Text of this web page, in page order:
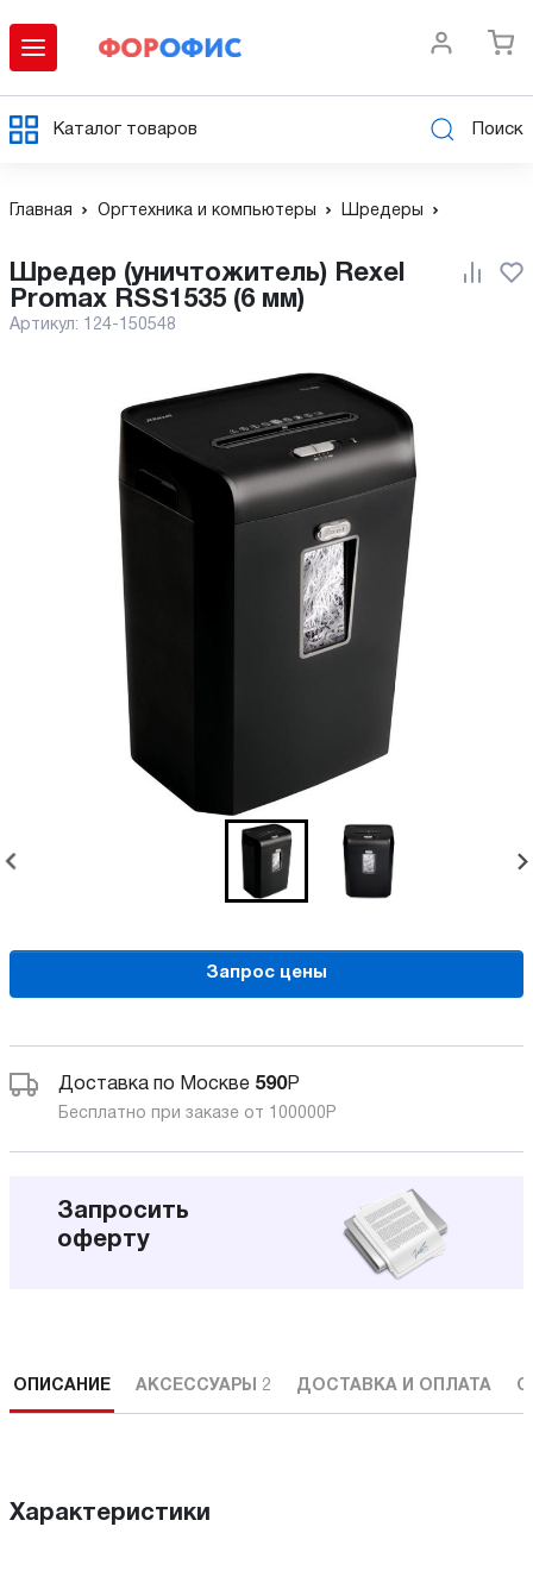
Каталог товаров Поиск
Главная Оргтехника и компьютеры Шредеры
Шредер (уничтожитель) Rexel
Promax RSS1535 (6 мм)
Артикул: 124-150548
Запрос цены
Доставка по Москве 590Р
Бесплатно при заказе от 100000 Р
Запросить
оферту
ОПИСАНИЕ АКСЕССУАРЫ 2 ДОСТАВКА И ОПЛАТА
Характеристики